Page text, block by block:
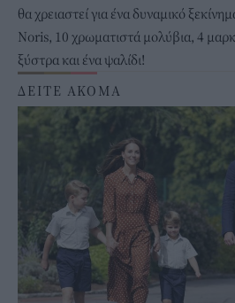
θα χρειαστεί για ένα δυναμικό
Noris, 10 χρωματιστά μολύβια, 4
ξύστρα και ένα ψαλίδι!
ΔΕΙΤΕ ΑΚΟΜΑ